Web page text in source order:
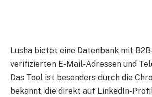
Lusha bietet eine Datenbank mit
verifizierten E-Mail-Adressen und
Das Tool ist besonders durch die
bekannt, die direkt auf LinkedIn-